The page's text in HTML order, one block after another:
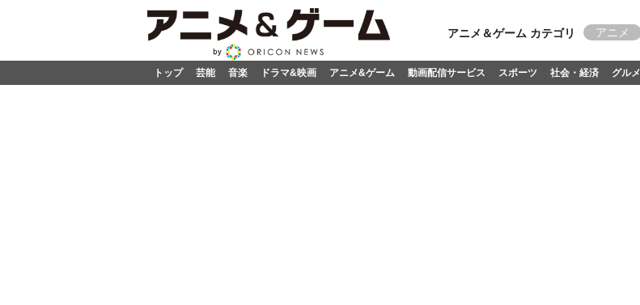
アニメ＆ゲーム カテゴリ アニメ
トップ 芸能 音楽 ドラマ&映画 アニメ&ゲーム 動画配信サービス スポーツ 社会・経済 グルメ